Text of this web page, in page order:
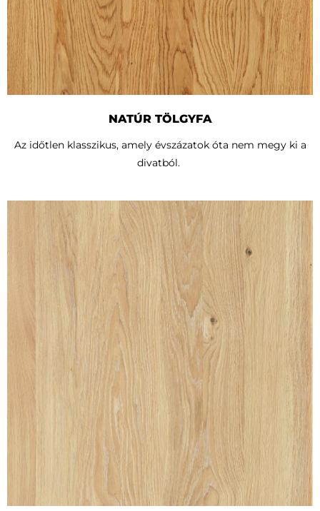
NATÚR TÖLGYFA
Az időtlen klasszikus, amely évszázatok óta nem megy ki a
divatból.